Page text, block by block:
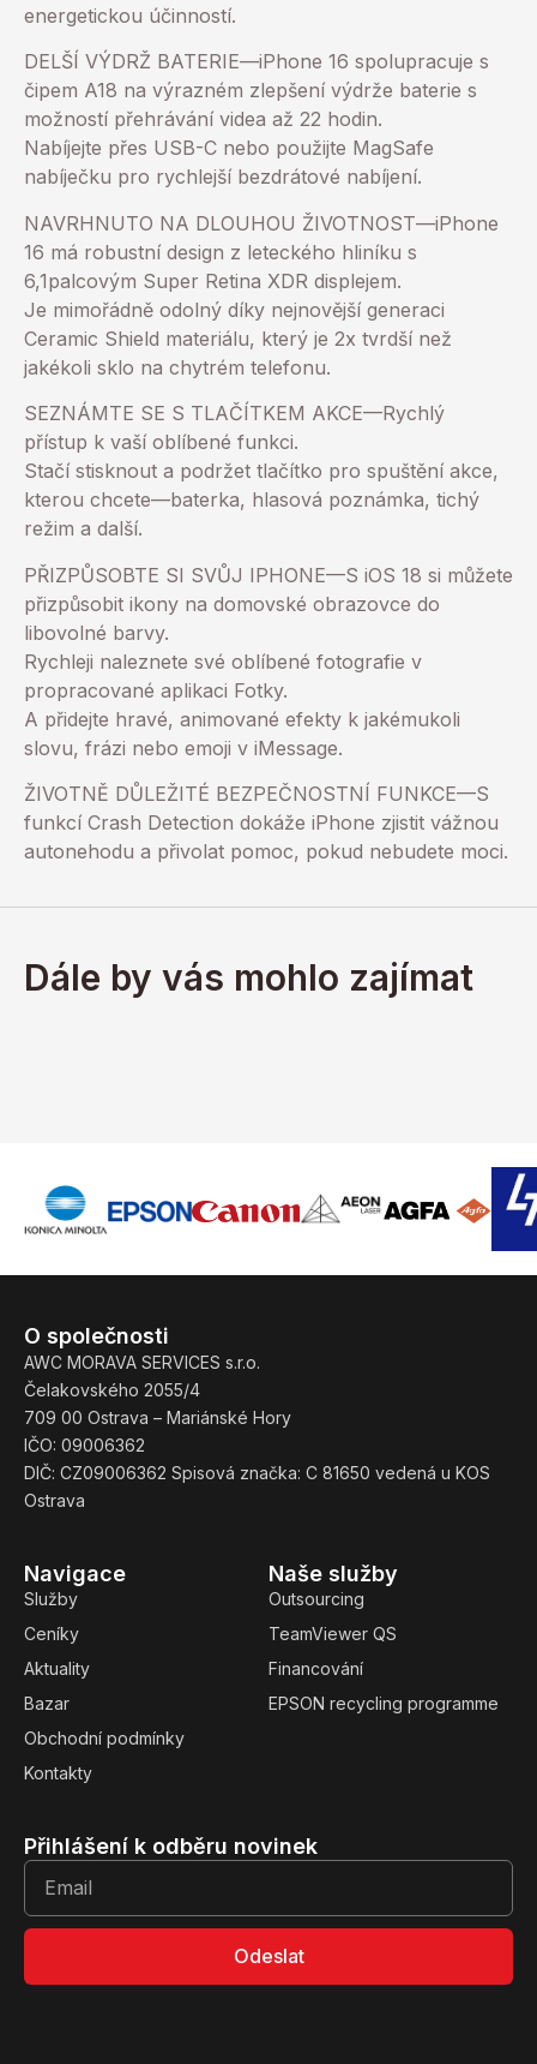
energetickou účinností.
DELŠÍ VÝDRŽ BATERIE—iPhone 16 spolupracuje s
čipem A18 na výrazném zlepšení výdrže baterie s
možností přehrávání videa až 22 hodin.
Nabíjejte přes USB-C nebo použijte MagSafe
nabíječku pro rychlejší bezdrátové nabíjení.
NAVRHNUTO NA DLOUHOU ŽIVOTNOST—iPhone
16 má robustní design z leteckého hliníku s
6,1palcovým Super Retina XDR displejem.
Je mimořádně odolný díky nejnovější generaci
Ceramic Shield materiálu, který je 2x tvrdší než
jakékoli sklo na chytrém telefonu.
SEZNÁMTE SE S TLAČÍTKEM AKCE—Rychlý
přístup k vaší oblíbené funkci.
Stačí stisknout a podržet tlačítko pro spuštění akce,
kterou chcete—baterka, hlasová poznámka, tichý
režim a další.
PŘIZPŮSOBTE SI SVŮJ IPHONE—S iOS 18 si můžete
přizpůsobit ikony na domovské obrazovce do
libovolné barvy.
Rychleji naleznete své oblíbené fotografie v
propracované aplikaci Fotky.
A přidejte hravé, animované efekty k jakémukoli
slovu, frázi nebo emoji v iMessage.
ŽIVOTNĚ DŮLEŽITÉ BEZPEČNOSTNÍ FUNKCE—S
funkcí Crash Detection dokáže iPhone zjistit vážnou
autonehodu a přivolat pomoc, pokud nebudete moci.
Dále by vás mohlo zajímat
Naše služby
Outsourcing
TeamViewer QS
Financování
EPSON recycling programme
Navigace
Služby
Ceníky
Aktuality
Bazar
Obchodní podmínky
Kontakty
O společnosti
AWC MORAVA SERVICES s.r.o.
Čelakovského 2055/4
709 00 Ostrava – Mariánské Hory
IČO: 09006362
DIČ: CZ09006362 Spisová značka: C 81650 vedená u KOS
Ostrava
Přihlášení k odběru novinek
Odeslat